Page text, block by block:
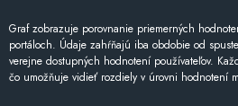
Graf zobrazuje porovnanie priemerných
portáloch. Údaje zahŕňajú iba obdobie od
verejne dostupných hodnotení používateľov.
čo umožňuje vidieť rozdiely v úrovni hodnotení